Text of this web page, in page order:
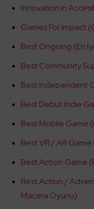
Innovation in
Games For Impact
Best Ongoing (En
Best Community
Best Independent
Best Debut Indie
Best Mobile Game
Best VR / AR Game
Best Action Game
Best Action /
Macera Oyunu)